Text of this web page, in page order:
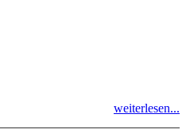
weiterlesen...